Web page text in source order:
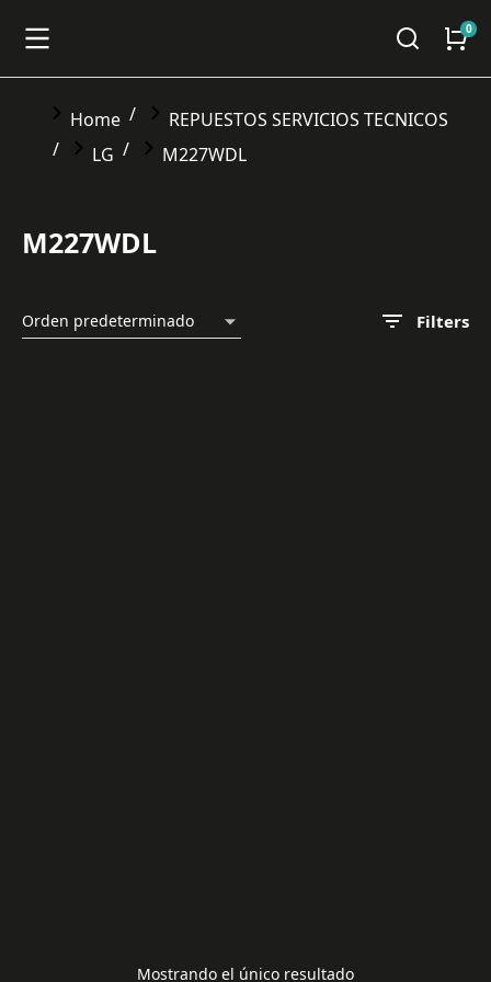
You are here:
Home
REPUESTOS SERVICIOS TECNICOS
LG
M227WDL
M227WDL
Filters
Mostrando el único resultado